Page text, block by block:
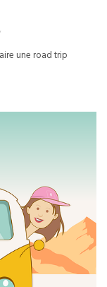
une road trip